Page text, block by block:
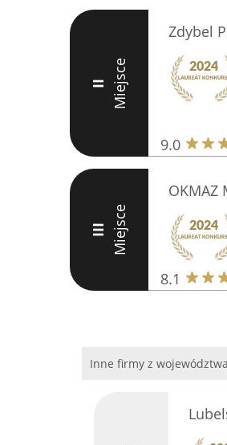
II Miejsce
Zdybel
9.0
III Miejsce
OKMAZ
8.1
Inne firmy z województwa